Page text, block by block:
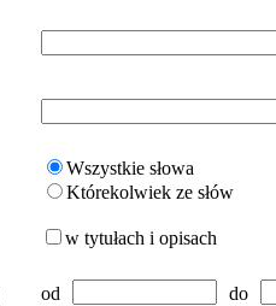
Wszystkie słowa
Którekolwiek ze słów
w tytułach i opisach
od do